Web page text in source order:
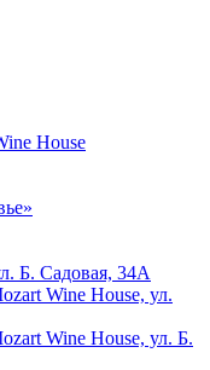
House
Б. Садовая, 34А
Wine House, ул.
Wine House, ул. Б.